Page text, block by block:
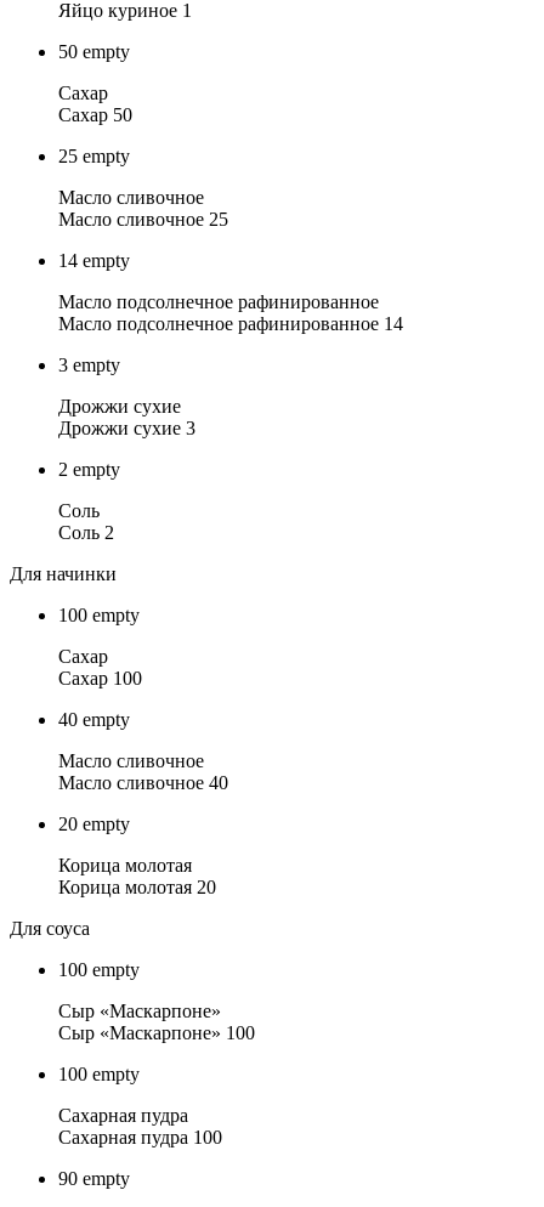
Яйцо куриное 1
50 empty
Сахар
Сахар 50
25 empty
Масло сливочное
Масло сливочное 25
14 empty
Масло подсолнечное рафинированное
Масло подсолнечное рафинированное 14
3 empty
Дрожжи сухие
Дрожжи сухие 3
2 empty
Соль
Соль 2
Для начинки
100 empty
Сахар
Сахар 100
40 empty
Масло сливочное
Масло сливочное 40
20 empty
Корица молотая
Корица молотая 20
Для соуса
100 empty
Сыр «Маскарпоне»
Сыр «Маскарпоне» 100
100 empty
Сахарная пудра
Сахарная пудра 100
90 empty